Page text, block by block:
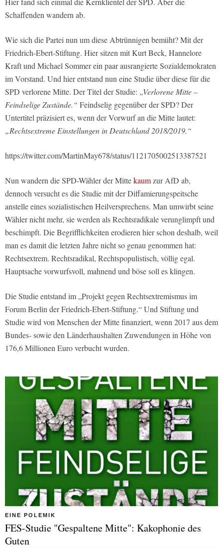
Schaffenden wandern ab.
Wie sich die Partei nun um diese Abtrünnigen bemüht? Mit der
Friedrich-Ebert-Stiftung. Hier sitzen mit Kurt Beck, Hannelore
Kraft und Michael Sommer ein paar ausrangierte Sozialdemokraten
im Vorstand. Und hier entstand nun eine Studie über diese für die
SPD verlorene Mitte. Der Titel der Studie: „Verlorene Mitte –
Feindselige Zustände.“ Feindselig gegenüber der SPD? Der
Untertitel präzisiert es, wenn der Vorwurf an die Mitte lautet:
„Rechtsextreme Einstellungen in Deutschland 2018/2019.“
https://twitter.com/MartinMay678/status/1121705002513387521
Nun wandern die SPD-Wähler der Mittekaumzur AfD ab,
dennoch versucht es die Studie mit der Diffamierungspeitsche
anstelle eines sozialistischen Heilversprechens. Man umwirbt seine
Wähler nicht mehr, sie werden als Rechtsradikale verunglimpft und
beschimpft. Die Begrifflichkeiten erodieren hier schon deshalb, weil
man es damit die letzten Jahre nicht so genau genommen hat:
Rechtsextrem. Rechtsradikal, Rechtspopulistisch, völlig egal.
Hauptsache vorwurfsvoll, mahnend und böse soll es klingen.
Die Studie entstand im „Projekt gegen Rechtsextremismus im
Forum Berlin der Friedrich-Ebert-Stiftung.“ Und Stiftung und
Studie wird von Menschen der Mitte finanziert, wenn 2017 aus dem
Bundes- sowie den Länderhaushalten Zuwendungen in Höhe von
176,6 Millionen Euro verbucht wurden.
EINE POLEMIK
FES-Studie "Gespaltene Mitte": Kakophonie des
Guten